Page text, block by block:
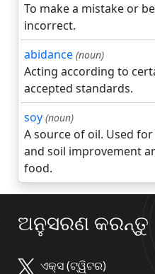
To make a mistake or be
incorrect.
abidance (noun)
Acting according to
accepted standards.
soy (noun)
A source of oil. Used
and soil improvement
food.
ଅନୁସରଣ କରନ୍ତୁ
ଏକ୍ସ (ଟ୍ୱିଟର)